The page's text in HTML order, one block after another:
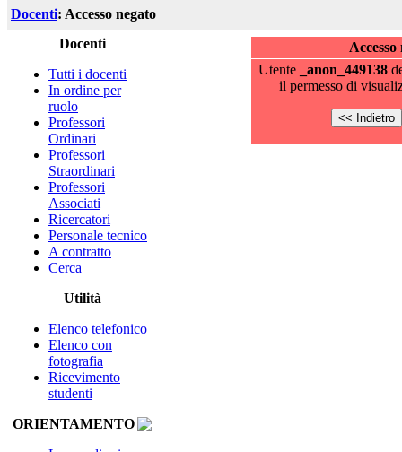
Docenti: Accesso negato
Docenti
Tutti i docenti
In ordine per
ruolo
Professori
Ordinari
Professori
Straordinari
Professori
Associati
Ricercatori
Personale tecnico
A contratto
Cerca
Utilità
Elenco telefonico
Elenco con
fotografia
Ricevimento
studenti
ORIENTAMENTO
Accesso
Utente
_anon_449138
il permesso di